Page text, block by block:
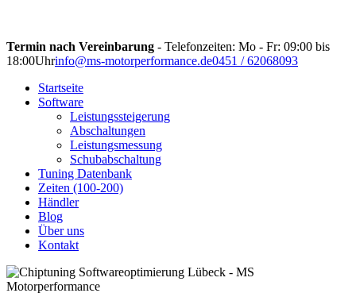
Termin nach Vereinbarung - Telefonzeiten: Mo - Fr: 09:00 bis
18:00Uhrinfo@ms-motorperformance.de0451 / 62068093
Startseite
Software
Leistungssteigerung
Abschaltungen
Leistungsmessung
Schubabschaltung
Tuning Datenbank
Zeiten (100-200)
Händler
Blog
Über uns
Kontakt